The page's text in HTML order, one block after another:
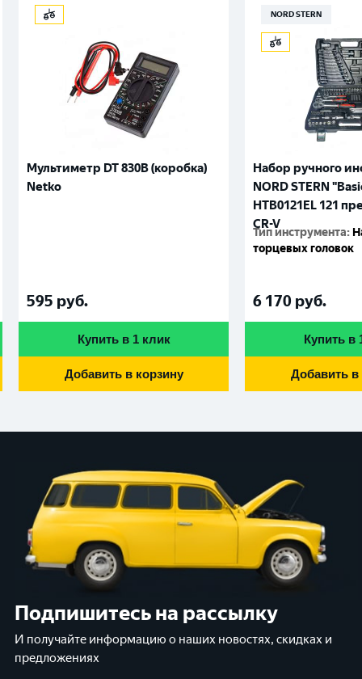
Мультиметр DT 830B (коробка)
Netko
595 руб.
Купить в 1 клик
Добавить в корзину
NORD STERN
Набор ручного
NORD STERN
HTB0121EL 121
CR-V
Тип инструмента:
торцевых головок
6 170 руб.
Купить в
Добавить в
Подпишитесь на рассылку
И получайте информацию о наших новостях, скидках и
предложениях